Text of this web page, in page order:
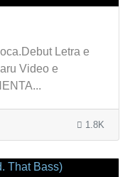
Letra e
Video e
1.8K